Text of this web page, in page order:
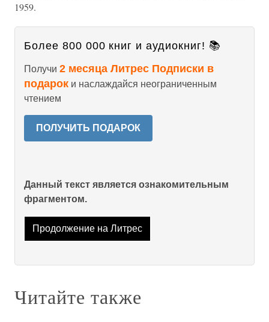
1959.
Более 800 000 книг и аудиокниг! 📚
Получи 2 месяца Литрес Подписки в
подарок и наслаждайся неограниченным
чтением
ПОЛУЧИТЬ ПОДАРОК
Данный текст является ознакомительным
фрагментом.
Продолжение на Литрес
Читайте также